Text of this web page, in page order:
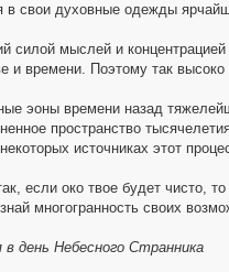
в свои духовные одежды
силой мыслей и
и времени. Поэтому так
эоны времени назад
пространство
источниках этот
если око твое будет чисто,
многогранность своих
в день Небесного Странника